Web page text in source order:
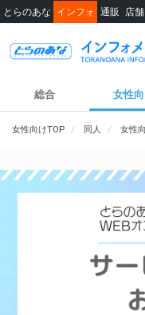
とらのあな インフォ 通販 店舗
総合 女性
女性向けTOP 同人 女性